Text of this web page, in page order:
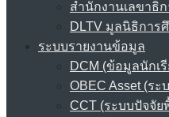
สำนักงานเลขาธิ
DLTV มูลนิธิการ
ระบบรายงานข้อมูล
DCM (ข้อมูลนักเ
OBEC Asset (ร
CCT (ระบบปัจจั